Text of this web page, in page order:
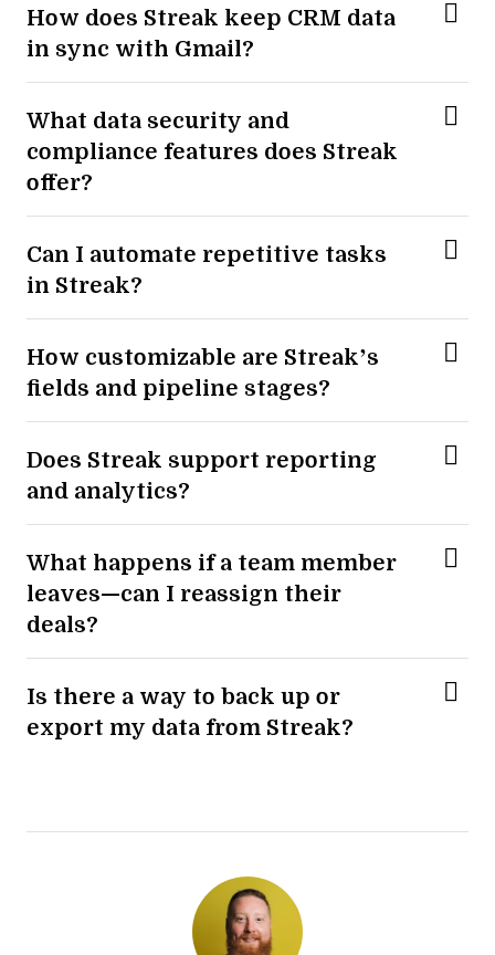
How does Streak keep CRM data
in sync with Gmail?
What data security and
compliance features does Streak
offer?
Can I automate repetitive tasks
in Streak?
How customizable are Streak’s
fields and pipeline stages?
Does Streak support reporting
and analytics?
What happens if a team member
leaves—can I reassign their
deals?
Is there a way to back up or
export my data from Streak?